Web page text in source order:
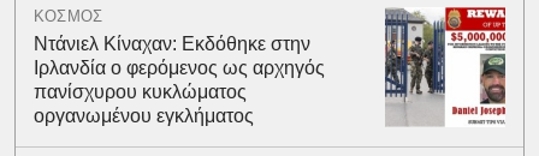
ΚΟΣΜΟΣ
Ντάνιελ Κίναχαν: Εκδόθηκε στην
Ιρλανδία ο φερόμενος ως αρχηγός
πανίσχυρου κυκλώματος
οργανωμένου εγκλήματος